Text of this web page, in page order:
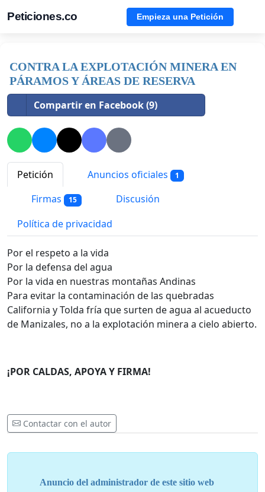
Peticiones.co Empieza una Petición
CONTRA LA EXPLOTACIÓN MINERA EN
PÁRAMOS Y ÁREAS DE RESERVA
Compartir en Facebook (9)
Petición Anuncios oficiales 1
Firmas 15
Discusión
Política de privacidad
Por el respeto a la vida
Por la defensa del agua
Por la vida en nuestras montañas Andinas
Para evitar la contaminación de las quebradas
California y Tolda fría que surten de agua al acueducto
de Manizales, no a la explotación minera a cielo abierto.
¡POR CALDAS, APOYA Y FIRMA!
Contactar con el autor
Anuncio del administrador de este sitio web